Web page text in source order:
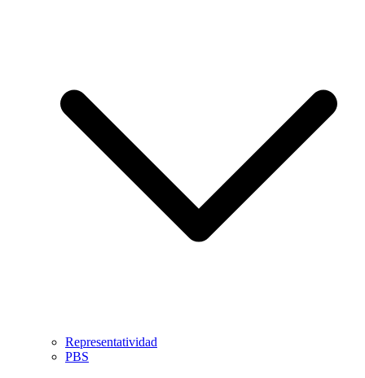
Representatividad
PBS